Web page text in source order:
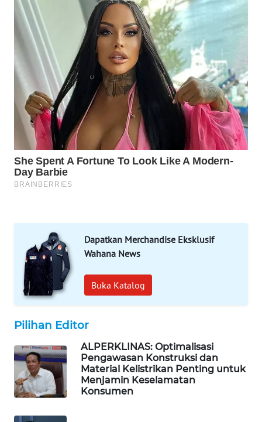
Dapatkan Merchandise Eksklusif
Wahana News
Buka Katalog
Pilihan Editor
ALPERKLINAS: Optimalisasi
Pengawasan Konstruksi dan
Material Kelistrikan Penting untuk
Menjamin Keselamatan
Konsumen
NEWS
JURNAL
MARITIM
HUMBANG
NEWS
GARONGGANG
NEWS
FISUELRI
ID
CILEUNGSI
NEWS
BERKAT
BERAMPU
NEWS
ANUGERAH